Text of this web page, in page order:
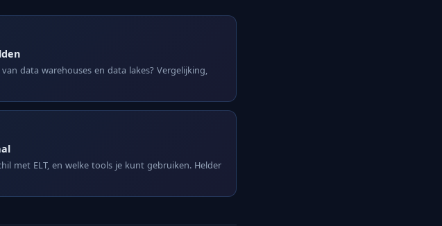
data warehouses en data lakes? Vergelijking,
met ELT, en welke tools je kunt gebruiken. Helder